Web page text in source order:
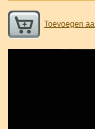
Toevoegen